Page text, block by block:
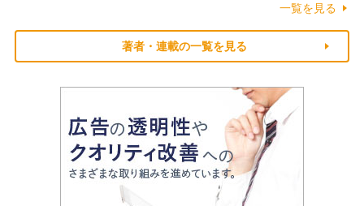
一覧を見る
著者・連載の一覧を見る